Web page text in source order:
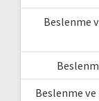
Beslenme
Beslenme